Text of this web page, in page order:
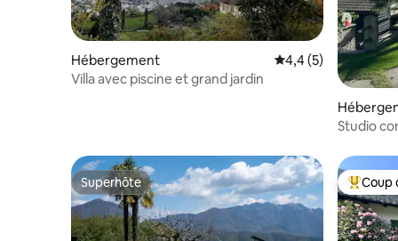
Hébergement Évaluation
4,4 (5)
Villa avec piscine et grand jardin
Studio
Superhôte
Superhôte Coups
Coup